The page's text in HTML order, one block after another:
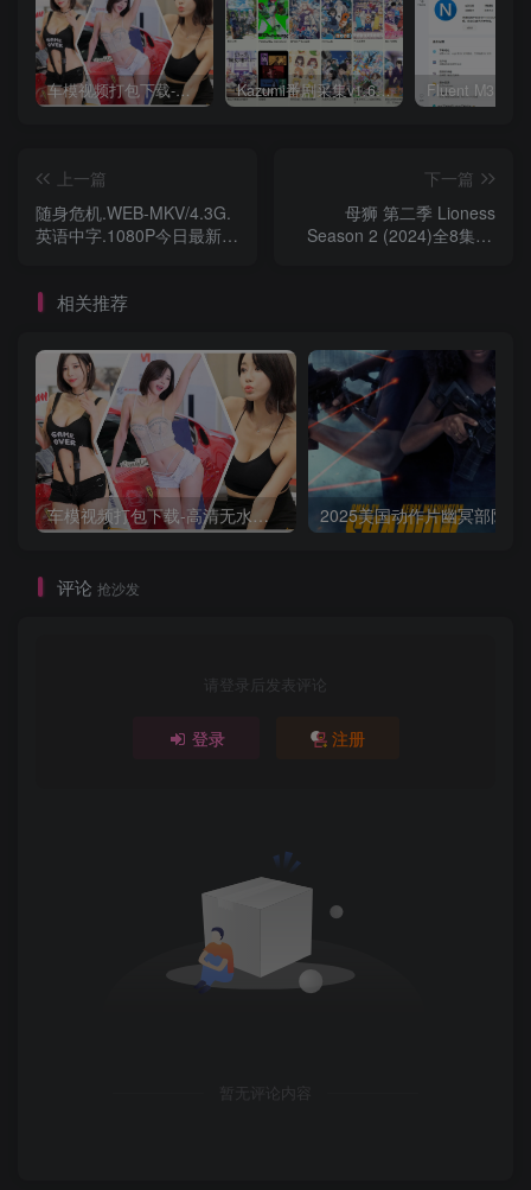
车模视频打包下载-高清无水印版 Kazumi番剧采集v1.6.9：支持自定义规则+在线观看+弹幕，跨平台下载
上一篇
随身危机.WEB-MKV/4.3G.
英语中字.1080P今日最新
下一篇
母狮 第二季 Lioness
Season 2 (2024)全8集4K
相关推荐
车模视频打包下载-高清无水印版
评论 抢沙发
请登录后发表评论
登录 注册
暂无评论内容